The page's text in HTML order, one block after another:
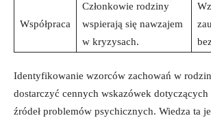
Współpraca
Członkowie rodziny
wspierają się nawzajem
w ⁤kryzysach.
Identyfikowanie wzorców zachowań w
dostarczyć cennych wskazówek‍
źródeł⁤ problemów psychicznych. Wiedza ta